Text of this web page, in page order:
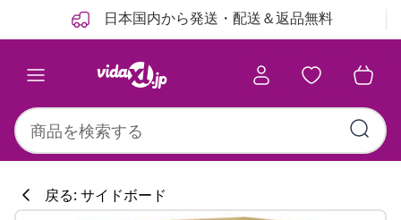
日本国内から発送・配送＆返品無料
戻る: サイドボード